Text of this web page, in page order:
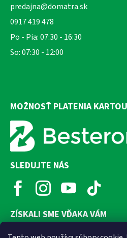
predajna@domatra.sk
0917 419 478
Po - Pia: 07:30 - 16:30
So: 07:30 - 12:00
MOŽNOSŤ PLATENIA KARTOU
SLEDUJTE NÁS
ZÍSKALI SME VĎAKA VÁM